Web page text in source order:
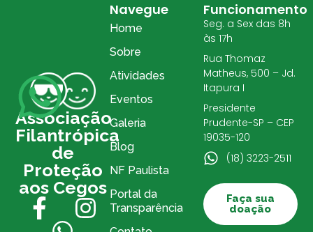
Associação
Filantrópica
de
Proteção
aos Cegos
Navegue
Home
Sobre
Atividades
Eventos
Galeria
Blog
NF Paulista
Portal da
Transparência
Funcionamento
Seg. a Sex das 8h
às 17h
Rua Thomaz
Matheus, 500 – Jd.
Itapura I
Presidente
Prudente-SP – CEP
19035-120
(18) 3223-2511
Faça sua
doação